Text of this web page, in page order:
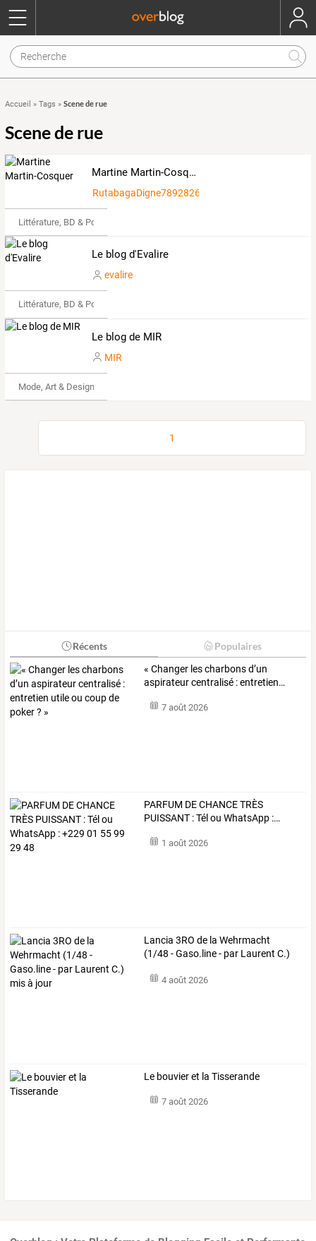
Accueil » Tags » Scene de rue
Scene de rue
Martine Martin-Cosquer
RutabagaDigne7892826
Littérature, BD & Poésie
Le blog d'Evalire
evalire
Littérature, BD & Poésie
Le blog de MIR
MIR
Mode, Art & Design
1
Récents Populaires
« Changer lescharbonsd’un
aspirateurcentralisé :entretien…
7 août 2026
PARFUM DECHANCETRÈS
PUISSANT :Tél ou WhatsApp :…
1 août 2026
Lancia 3RO de la Wehrmacht
(1/48 - Gaso.line - par Laurent C.)
4 août 2026
Le bouvier et la Tisserande
7 août 2026